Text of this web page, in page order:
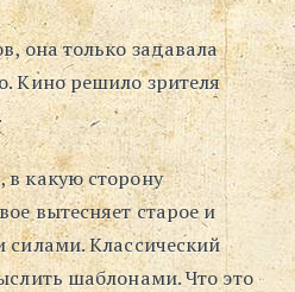
она только задавала
Кино решило зрителя
какую сторону
вытесняет старое и
силами. Классический
шаблонами. Что это